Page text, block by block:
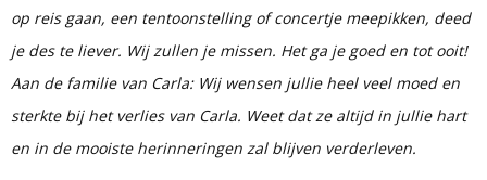
op reis gaan, een tentoonstelling of concertje meepikken, deed
je des te liever. Wij zullen je missen. Het ga je goed en tot ooit!
Aan de familie van Carla: Wij wensen jullie heel veel moed en
sterkte bij het verlies van Carla. Weet dat ze altijd in jullie hart
en in de mooiste herinneringen zal blijven verderleven.